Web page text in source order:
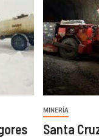
MINERÍA
Santa